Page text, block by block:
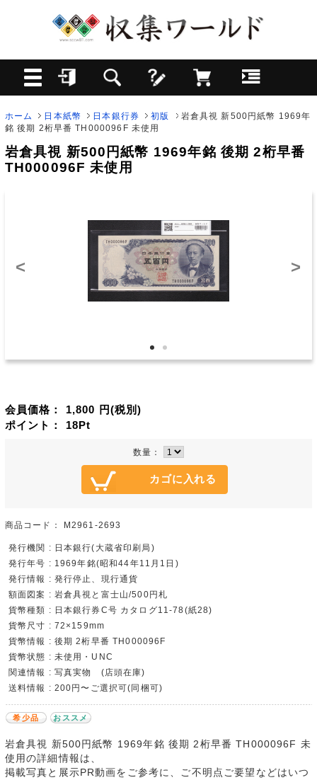
ホーム 日本紙幣 日本銀行券 初版
岩倉具視 新500円紙幣 1969年
銘 後期 2桁早番 TH000096F 未使用
岩倉具視 新500円紙幣 1969年銘 後期 2桁早番
TH000096F 未使用
< >
会員価格： 1,800 円(税別)
ポイント： 18Pt
数量：
商品コード： M2961-2693
発行機関 : 日本銀行(大蔵省印刷局)
発行年号 : 1969年銘(昭和44年11月1日)
発行情報 : 発行停止、現行通貨
額面図案 : 岩倉具視と富士山/500円札
貨幣種類 : 日本銀行券C号 カタログ11-78(紙28)
貨幣尺寸 : 72×159mm
貨幣情報 : 後期 2桁早番 TH000096F
貨幣状態 : 未使用・UNC
関連情報 : 写真実物 (店頭在庫)
送料情報 : 200円〜ご選択可(同梱可)
希少品 おススメ
岩倉具視 新500円紙幣 1969年銘 後期 2桁早番 TH000096F 未
使用の詳細情報は、
掲載写真と展示PR動画をご参考に、ご不明点ご要望などはいつ